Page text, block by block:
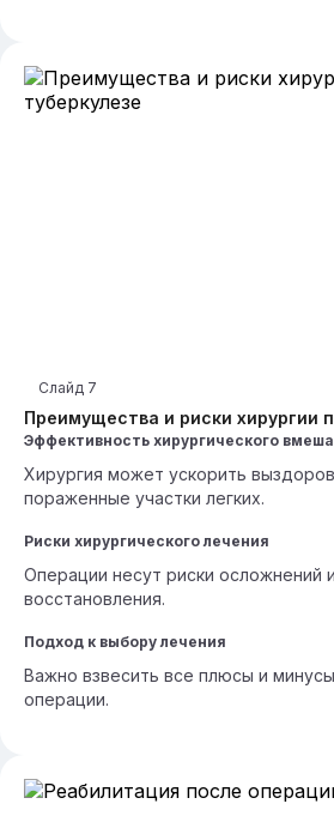
Преимущества и риски хирургии
Слайд 7
Эффективность хирургического
Хирургия может ускорить
пораженные участки легких.
Риски хирургического лечения
Операции несут риски осложнений
восстановления.
Подход к выбору лечения
Важно взвесить все плюсы и
операции.